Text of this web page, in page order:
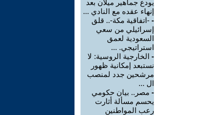
يودع جماهير ميلان بعد
إنهاء عقده مع النادي ...
- -اتفاقية مكة-.. قلق
إسرائيلي من سعي
السعودية لعمق
استراتيجي. ...
- الخارجية الروسية: لا
نستبعد إمكانية ظهور
مرشحين جدد لمنصب
ال ...
- مصر.. بيان حكومي
يحسم مسألة أثارت
رعب المواطنين